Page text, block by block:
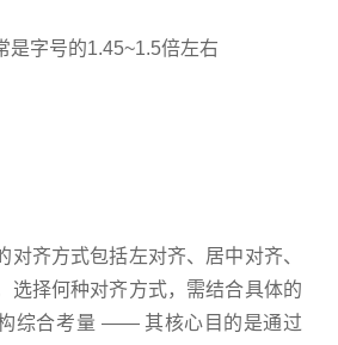
是字号的1.45~1.5倍左右
对齐方式包括左对齐、居中对齐、
选择何种对齐方式，需结合具体的
综合考量 —— 其核心目的是通过